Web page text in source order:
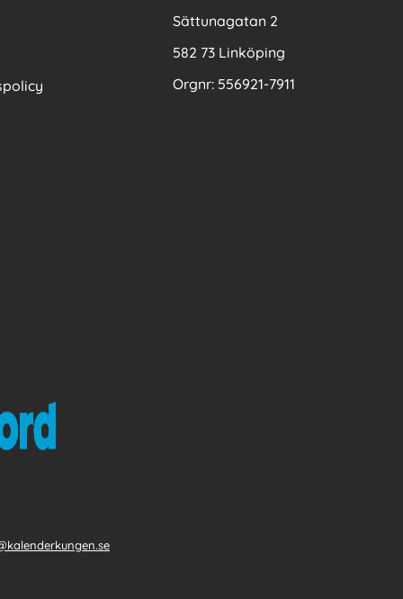
Sättunagatan 2
582 73 Linköping
Orgnr: 556921-7911